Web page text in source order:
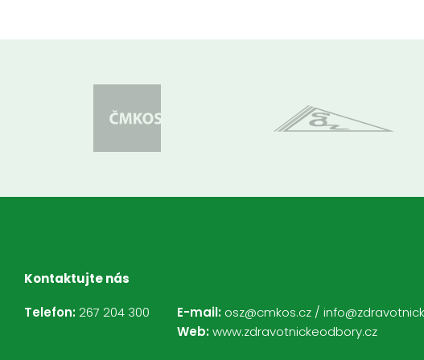
Kontaktujte nás
Telefon: 267 204 300 E-mail: osz@cmkos.cz /
Web:www.zdravotnickeodbory.cz